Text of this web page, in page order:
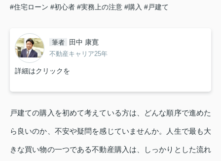
#住宅ローン #初心者 #実務上の注意 #購入 #戸建て
筆者 田中 康寛
不動産キャリア25年
詳細はクリックを
戸建ての購入を初めて考えている方は、どんな順序で進めた
ら良いのか、不安や疑問を感じていませんか。人生で最も大
きな買い物の一つである不動産購入は、しっかりとした流れ